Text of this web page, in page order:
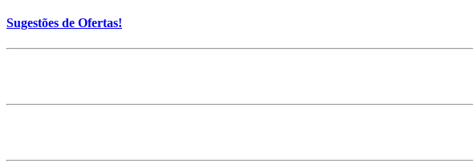
Sugestões de Ofertas!